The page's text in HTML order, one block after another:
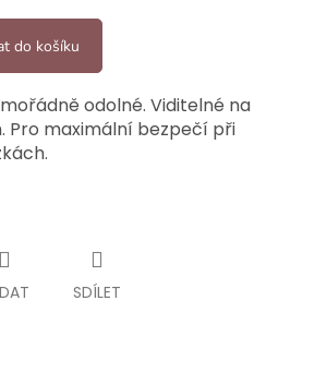
do košíku
odolné. Viditelné na
Pro maximální bezpečí při
SDÍLET